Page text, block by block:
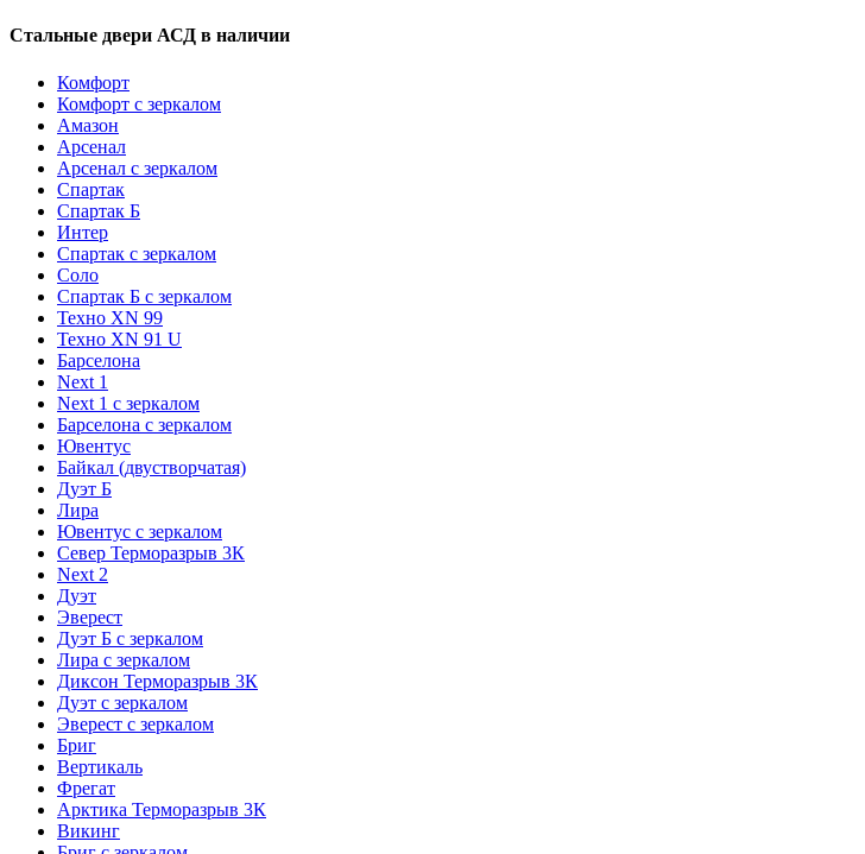
Стальные двери АСД в наличии
Комфорт
Комфорт с зеркалом
Амазон
Арсенал
Арсенал с зеркалом
Спартак
Спартак Б
Интер
Спартак с зеркалом
Соло
Спартак Б с зеркалом
Техно XN 99
Техно XN 91 U
Барселона
Next 1
Next 1 с зеркалом
Барселона с зеркалом
Ювентус
Байкал (двустворчатая)
Дуэт Б
Лира
Ювентус с зеркалом
Север Терморазрыв 3К
Next 2
Дуэт
Эверест
Дуэт Б с зеркалом
Лира с зеркалом
Диксон Терморазрыв 3К
Дуэт с зеркалом
Эверест с зеркалом
Бриг
Вертикаль
Фрегат
Арктика Терморазрыв 3К
Викинг